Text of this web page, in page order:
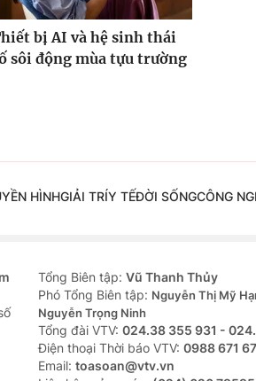
bị AI và hệ sinh thái
sôi động mùa tựu trường
HÌNHGIẢI TRÍY TẾĐỜI SỐNGCÔNG
Tổng Biên tập: Vũ Thanh Thủy
Phó Tổng Biên tập: Nguyễn Thị Mỹ
Nguyễn Trọng Ninh
Tổng đài VTV: 024.38 355 931 -
Ðiện thoại Thời báo VTV: 0988 671
Email: toasoan@vtv.vn